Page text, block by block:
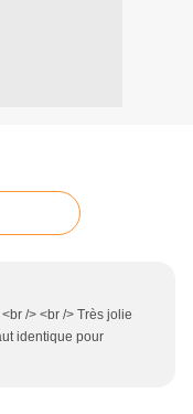
/> <br /> Très jolie
identique pour